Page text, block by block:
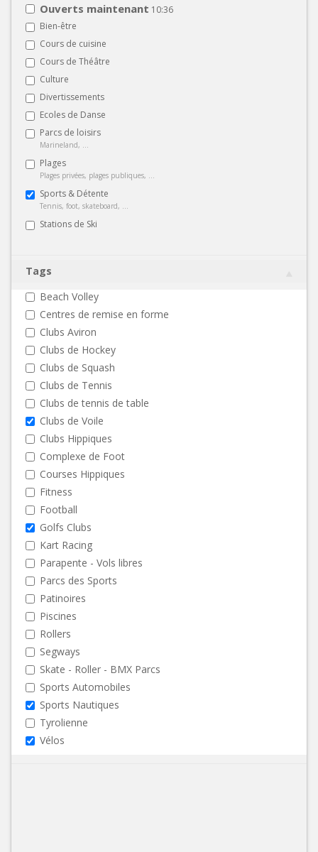
Ouverts maintenant 10:36
Bien-être
Cours de cuisine
Cours de Théâtre
Culture
Divertissements
Ecoles de Danse
Parcs de loisirs
Marineland, ...
Plages
Plages privées, plages publiques, ...
Sports & Détente
Tennis, foot, skateboard, ...
Stations de Ski
Tags
Beach Volley
Centres de remise en forme
Clubs Aviron
Clubs de Hockey
Clubs de Squash
Clubs de Tennis
Clubs de tennis de table
Clubs de Voile
Clubs Hippiques
Complexe de Foot
Courses Hippiques
Fitness
Football
Golfs Clubs
Kart Racing
Parapente - Vols libres
Parcs des Sports
Patinoires
Piscines
Rollers
Segways
Skate - Roller - BMX Parcs
Sports Automobiles
Sports Nautiques
Tyrolienne
Vélos